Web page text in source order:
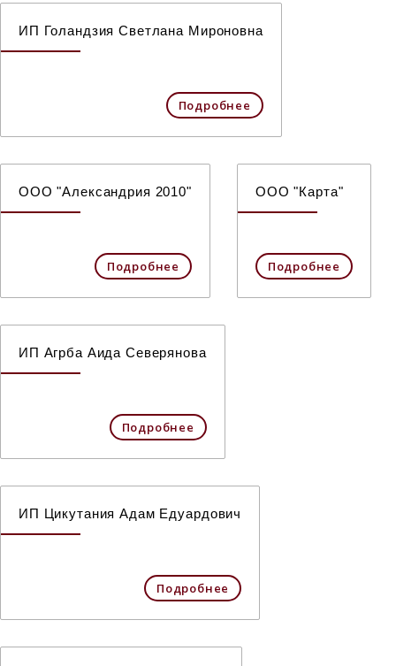
ИП Голандзия Светлана Мироновна
Подробнее
ООО "Александрия 2010"
Подробнее
ООО "Карта"
Подробнее
ИП Агрба Аида Северянова
Подробнее
ИП Цикутания Адам Едуардович
Подробнее